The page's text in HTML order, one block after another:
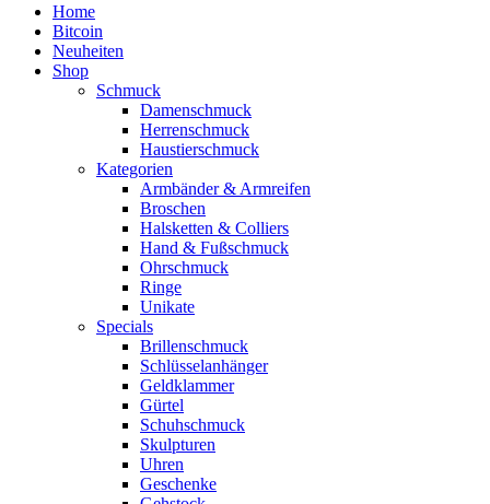
Home
Bitcoin
Neuheiten
Shop
Schmuck
Damenschmuck
Herrenschmuck
Haustierschmuck
Kategorien
Armbänder & Armreifen
Broschen
Halsketten & Colliers
Hand & Fußschmuck
Ohrschmuck
Ringe
Unikate
Specials
Brillenschmuck
Schlüsselanhänger
Geldklammer
Gürtel
Schuhschmuck
Skulpturen
Uhren
Geschenke